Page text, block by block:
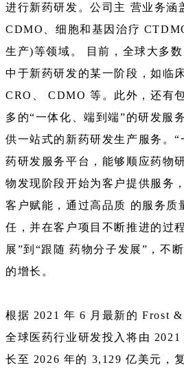
进行新药研发。公司主 营业务涵
CDMO、细胞和基因治疗
生产)等领域。 目前，全球大多
中于新药研发的某一阶段，如临
CRO、 CDMO 等。此外，还有
多的“一体化、端到端”的研发服
供一站式的新药研发生产服务。
药研发服务平台，能够顺应药物
物发现阶段开始为客户提供服务
客户赋能，通过高品质 的服务质
任，并在客户项目不断推进的过
展”到“跟随 药物分子发展”，不
的增长。
根据 2021 年 6 月最新的 Frost
全球医药行业研发投入将由
长至 2026 年的 3,129 亿美元，